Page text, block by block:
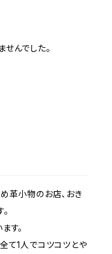
んでした。
革小物のお店、おき
す。
て1人でコツコツとや